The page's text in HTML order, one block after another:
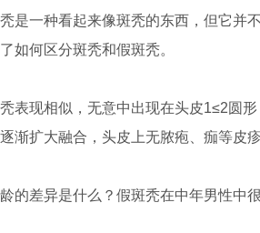
是一种看起来像斑秃的东西，但它并
如何区分斑秃和假斑秃。
相似，无意中出现在头皮1≤2圆形
渐扩大融合，头皮上无脓疱、痂等皮
异是什么？假斑秃在中年男性中很